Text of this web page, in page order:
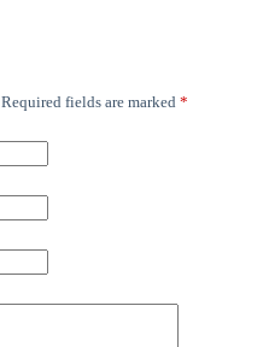
Required fields are marked *